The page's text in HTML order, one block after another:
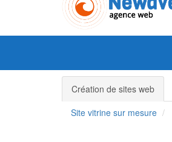
Création de sites web
Site vitrine sur mesure